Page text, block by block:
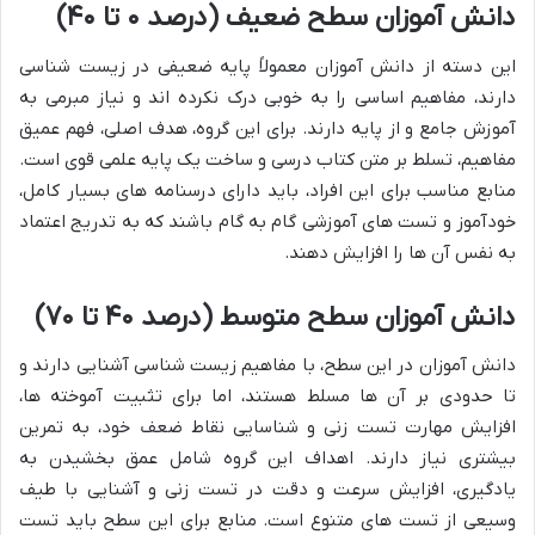
دانش آموزان سطح ضعیف (درصد ۰ تا ۴۰)
این دسته از دانش آموزان معمولاً پایه ضعیفی در زیست شناسی
دارند، مفاهیم اساسی را به خوبی درک نکرده اند و نیاز مبرمی به
آموزش جامع و از پایه دارند. برای این گروه، هدف اصلی، فهم عمیق
مفاهیم، تسلط بر متن کتاب درسی و ساخت یک پایه علمی قوی است.
منابع مناسب برای این افراد، باید دارای درسنامه های بسیار کامل،
خودآموز و تست های آموزشی گام به گام باشند که به تدریج اعتماد
به نفس آن ها را افزایش دهند.
دانش آموزان سطح متوسط (درصد ۴۰ تا ۷۰)
دانش آموزان در این سطح، با مفاهیم زیست شناسی آشنایی دارند و
تا حدودی بر آن ها مسلط هستند، اما برای تثبیت آموخته ها،
افزایش مهارت تست زنی و شناسایی نقاط ضعف خود، به تمرین
بیشتری نیاز دارند. اهداف این گروه شامل عمق بخشیدن به
یادگیری، افزایش سرعت و دقت در تست زنی و آشنایی با طیف
وسیعی از تست های متنوع است. منابع برای این سطح باید تست